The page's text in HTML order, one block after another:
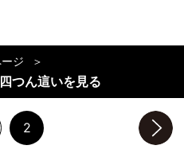
ジ
つん這いを見る
2